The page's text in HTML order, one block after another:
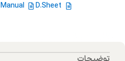
D.Sheet
Manual